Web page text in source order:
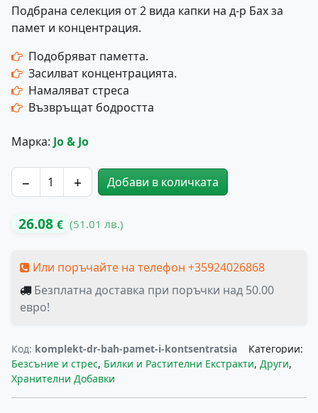
Подбрана селекция от 2 вида капки на д-р Бах за
памет и концентрация.
Подобряват паметта.
Засилват концентрацията.
Намаляват стреса
Възвръщат бодростта
Марка: Jo & Jo
количество за Комплект д-р Бах - ПАМЕТ И
− + Добави в количката
26.08 € (51.01 лв.)
Или поръчайте на телефон +35924026868
Безплатна доставка при поръчки над 50.00
евро!
Код: komplekt-dr-bah-pamet-i-kontsentratsia
Категории:
Безсъние и стрес, Билки и Растителни Екстракти, Други,
Хранителни Добавки